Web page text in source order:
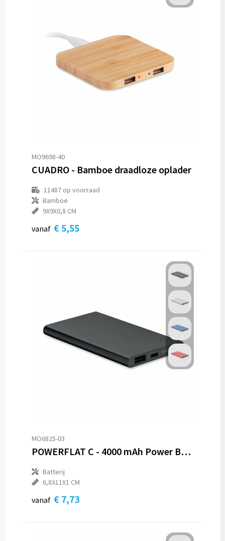
MO9698-40
CUADRO - Bamboe draadloze oplader
11487op voorraad
Bamboe
9X9X0,8 CM
vanaf € 5,55
MO6825-03
POWERFLAT C - 4000 mAh Power Bank Type C
Batterij
6,8X11X1 CM
vanaf € 7,73